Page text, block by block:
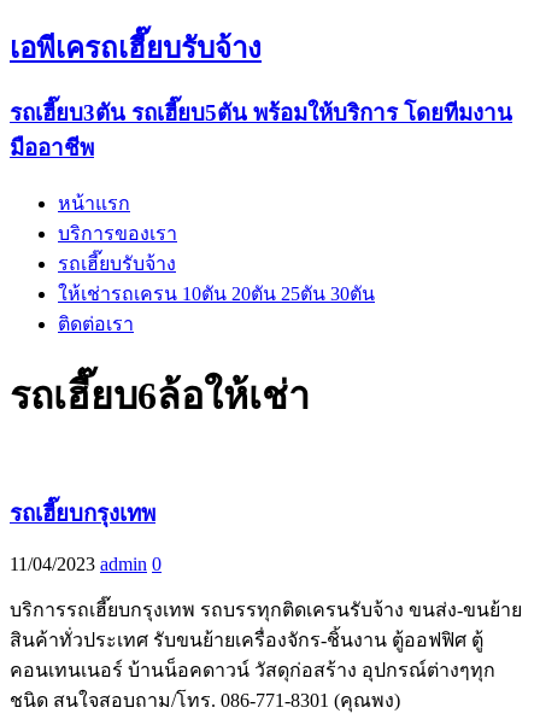
เอพีเครถเฮี๊ยบรับจ้าง
รถเฮี๊ยบ3ตัน รถเฮี๊ยบ5ตัน พร้อมให้บริการ โดยทีมงาน
มืออาชีพ
หน้าแรก
บริการของเรา
รถเฮี๊ยบรับจ้าง
ให้เช่ารถเครน 10ตัน 20ตัน 25ตัน 30ตัน
ติดต่อเรา
รถเฮี๊ยบ6ล้อให้เช่า
รถเฮี๊ยบกรุงเทพ
11/04/2023 admin 0
บริการรถเฮี๊ยบกรุงเทพ รถบรรทุกติดเครนรับจ้าง ขนส่ง-ขนย้าย
สินค้าทั่วประเทศ รับขนย้ายเครื่องจักร-ชิ้นงาน ตู้ออฟฟิศ ตู้
คอนเทนเนอร์ บ้านน็อคดาวน์ วัสดุก่อสร้าง อุปกรณ์ต่างๆทุก
ชนิด สนใจสอบถาม/โทร. 086-771-8301 (คุณพง)